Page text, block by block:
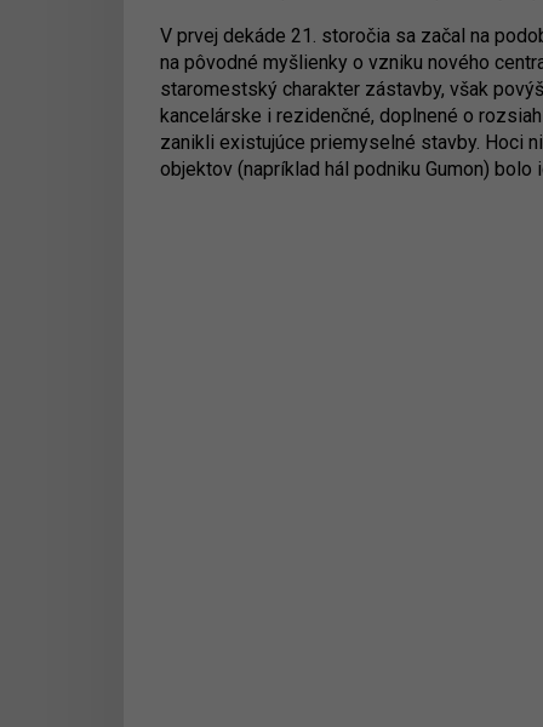
V prvej dekáde 21. storočia sa začal na
na pôvodné myšlienky o vzniku nového
staromestský charakter zástavby, však
kancelárske i rezidenčné, doplnené o
zanikli existujúce priemyselné stavby. Hoci
objektov (napríklad hál podniku Gumon) bolo